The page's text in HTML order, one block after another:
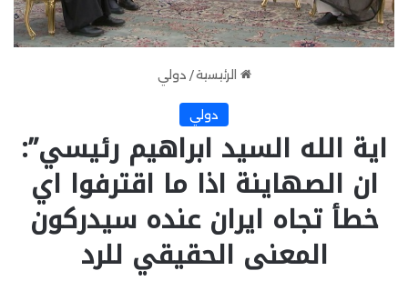
الرئيسية / دولي
دولي
اية الله السيد ابراهيم رئيسي”:
ان الصهاينة اذا ما اقترفوا اي
خطأ تجاه ايران عنده سيدركون
المعنى الحقيقي للرد